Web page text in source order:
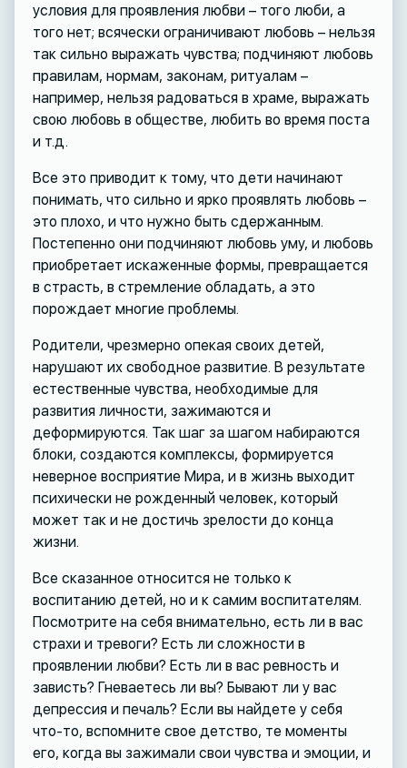
условия для проявления любви – того люби, а
того нет; всячески ограничивают любовь – нельзя
так сильно выражать чувства; подчиняют любовь
правилам, нормам, законам, ритуалам –
например, нельзя радоваться в храме, выражать
свою любовь в обществе, любить во время поста
и т.д.
Все это приводит к тому, что дети начинают
понимать, что сильно и ярко проявлять любовь –
это плохо, и что нужно быть сдержанным.
Постепенно они подчиняют любовь уму, и любовь
приобретает искаженные формы, превращается
в страсть, в стремление обладать, а это
порождает многие проблемы.
Родители, чрезмерно опекая своих детей,
нарушают их свободное развитие. В результате
естественные чувства, необходимые для
развития личности, зажимаются и
деформируются. Так шаг за шагом набираются
блоки, создаются комплексы, формируется
неверное восприятие Мира, и в жизнь выходит
психически не рожденный человек, который
может так и не достичь зрелости до конца
жизни.
Все сказанное относится не только к
воспитанию детей, но и к самим воспитателям.
Посмотрите на себя внимательно, есть ли в вас
страхи и тревоги? Есть ли сложности в
проявлении любви? Есть ли в вас ревность и
зависть? Гневаетесь ли вы? Бывают ли у вас
депрессия и печаль? Если вы найдете у себя
что-то, вспомните свое детство, те моменты
его, когда вы зажимали свои чувства и эмоции, и